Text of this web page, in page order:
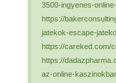
3500-ingyenes-
https://
jatekok-escape-
https://careked.com/
https://
az-online-